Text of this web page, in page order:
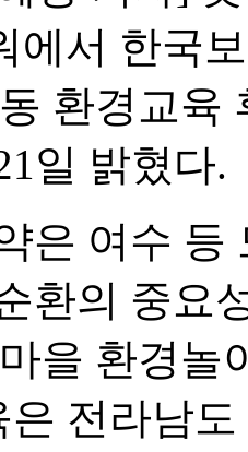
에서 한국
환경교육
일 밝혔다.
은 여수
환의 중요
을 환경놀
은 전라남